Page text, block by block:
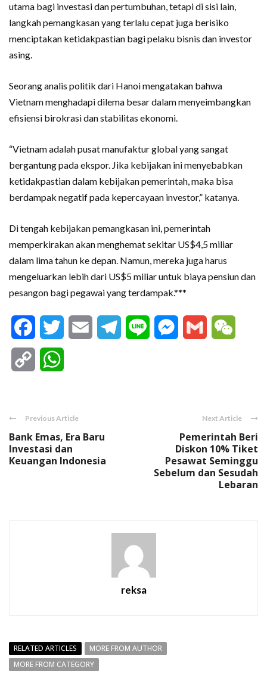
utama bagi investasi dan pertumbuhan, tetapi di sisi lain,
langkah pemangkasan yang terlalu cepat juga berisiko
menciptakan ketidakpastian bagi pelaku bisnis dan investor
asing.
Seorang analis politik dari Hanoi mengatakan bahwa
Vietnam menghadapi dilema besar dalam menyeimbangkan
efisiensi birokrasi dan stabilitas ekonomi.
“Vietnam adalah pusat manufaktur global yang sangat
bergantung pada ekspor. Jika kebijakan ini menyebabkan
ketidakpastian dalam kebijakan pemerintah, maka bisa
berdampak negatif pada kepercayaan investor,” katanya.
Di tengah kebijakan pemangkasan ini, pemerintah
memperkirakan akan menghemat sekitar US$4,5 miliar
dalam lima tahun ke depan. Namun, mereka juga harus
mengeluarkan lebih dari US$5 miliar untuk biaya pensiun dan
pesangon bagi pegawai yang terdampak.***
FacebookTwitter Email Telegram
Line Messenger
Gmail
Copy
Previous Article
Bank Emas, Era Baru
Investasi dan
Keuangan Indonesia
Next Article
Pemerintah Beri
Diskon 10% Tiket
Pesawat Seminggu
Sebelum dan Sesudah
Lebaran
reksa
RELATED ARTICLES
MORE FROM AUTHOR
MORE FROM CATEGORY